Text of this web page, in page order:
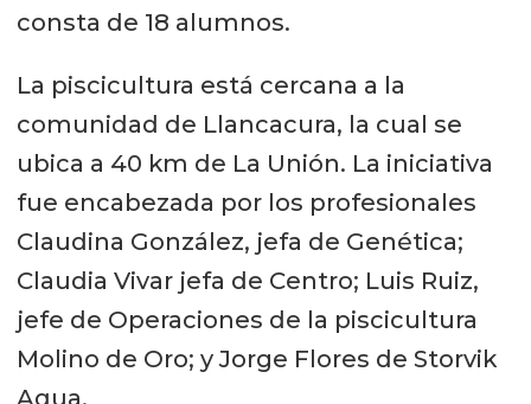
consta de 18 alumnos.
La piscicultura está cercana a la
comunidad de Llancacura, la cual se
ubica a 40 km de La Unión. La iniciativa
fue encabezada por los profesionales
Claudina González, jefa de Genética;
Claudia Vivar jefa de Centro; Luis Ruiz,
jefe de Operaciones de la piscicultura
Molino de Oro; y Jorge Flores de Storvik
Aqua.